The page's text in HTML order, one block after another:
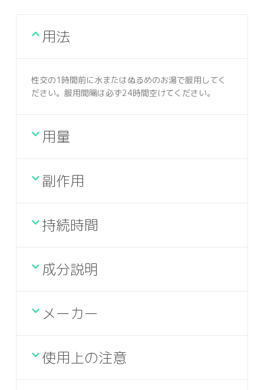
用法
性交の1時間前に水またはぬるめのお湯で服用してく
ださい。服用間隔は必ず24時間空けてください。
用量
副作用
持続時間
成分説明
メーカー
使用上の注意